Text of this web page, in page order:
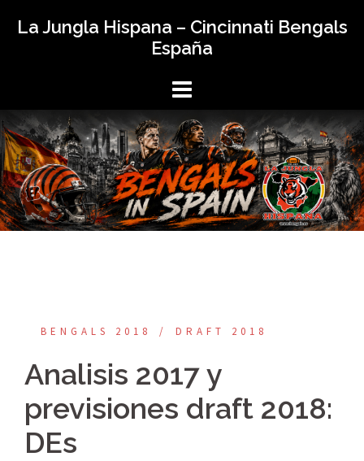
La Jungla Hispana – Cincinnati Bengals
España
BENGALS 2018 DRAFT 2018
Analisis 2017 y
previsiones draft 2018:
DEs